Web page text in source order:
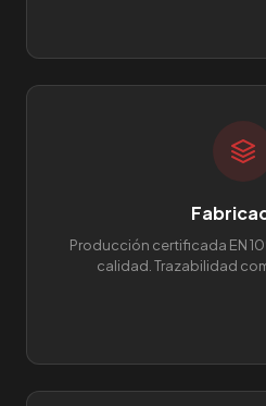
Producción certificada EN
calidad. Trazabilidad